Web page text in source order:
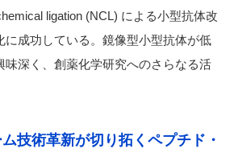
ligation (NCL) による小型抗体改
に成功している。鏡像型小型抗体が低
味深く、創薬化学研究へのさらなる活
技術革新が切り拓くペプチド・